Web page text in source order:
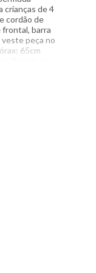
crianças de 4
cordão de
barra
peça no
65cm
-